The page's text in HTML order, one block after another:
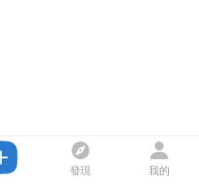
發現 我的